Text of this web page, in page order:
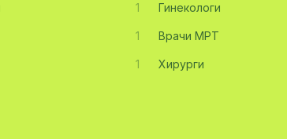
1 Гинекологи
1 Врачи МРТ
1 Хирурги